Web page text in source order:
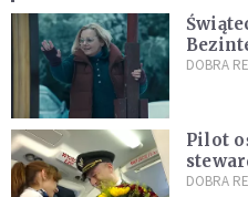
do nas
DOBRA
Pilot
DOBRA